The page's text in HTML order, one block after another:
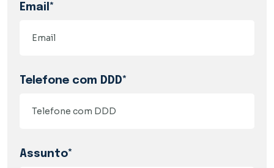
Email*
Telefone com DDD*
Assunto*